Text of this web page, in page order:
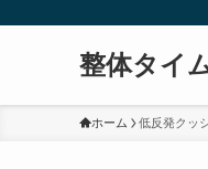
整体タイ
ホーム 低反発クッ